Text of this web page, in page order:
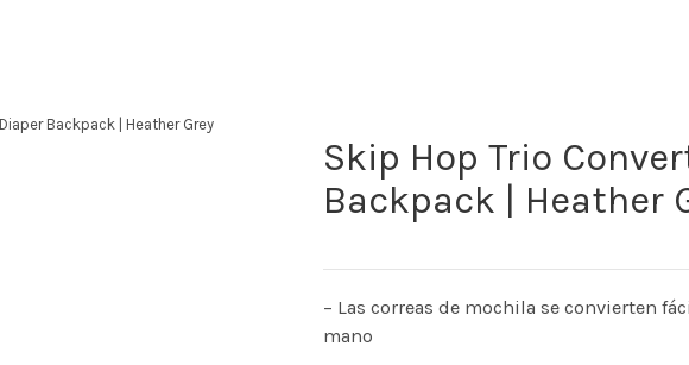
Backpack | Heather Grey
Skip Hop Trio
Backpack | Heather
– Las correas de mochila se convierten
mano